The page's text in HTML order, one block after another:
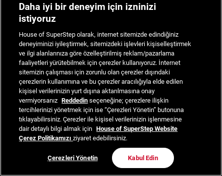
Daha iyi bir deneyim için izninizi
istiyoruz
House of SuperStep olarak, internet sitemizde edindiğiniz
deneyiminizi iyileştirmek, sitemizdeki işlevleri kişiselleştirmek
ve ilgi alanlarınıza göre özelleştirilmiş reklam/pazarlama
faaliyetleri yürütebilmek için çerezler kullanıyoruz. İnternet
sitemizin çalışması için zorunlu olan çerezler dışındaki
çerezlerin kullanımına ve bu çerezler aracılığıyla elde edilen
kişisel verilerinizin yurt dışına aktarılmasına onay
vermiyorsanız Reddedin seçeneğine; çerezlere ilişkin
tercihlerinizi yönetmek için ise “Çerezleri Yönetin” butonuna
tıklayabilirsiniz. Çerezler ile kişisel verilerinizin işlenmesine
dair detaylı bilgi almak için House of SuperStep Website
Çerez Politikamızıziyaret edebilirsiniz.
Çerezleri Yönetin Kabul Edin